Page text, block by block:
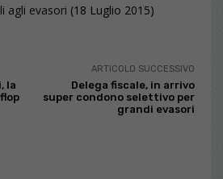
agli evasori (18 Luglio 2015)
la
ARTICOLO SUCCESSIVO
Delega fiscale, in arrivo
super condono selettivo per
grandi evasori